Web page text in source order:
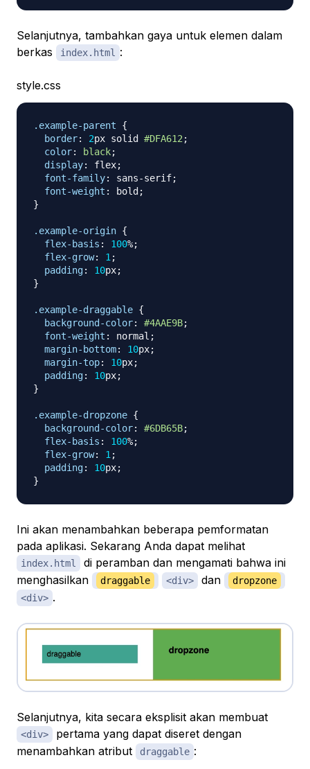
Selanjutnya, tambahkan gaya untuk elemen dalam
berkas
index.html :
style.css
.example-parent
{
border: 2px solid #DFA612;
color: black;
display: flex;
font-family: sans-serif;
font-weight : bold ;
}
.example-origin {
flex-basis : 100%;
flex-grow: 1;
padding: 10px;
}
.example-draggable {
background-color: #4AAE9B;
font-weight : normal ;
margin-bottom: 10px;
margin-top: 10px;
padding: 10px;
}
.example-dropzone {
background-color: #6DB65B;
flex-basis : 100%;
flex-grow: 1;
padding: 10px;
}
Ini akan menambahkan beberapa pemformatan
pada aplikasi. Sekarang Anda dapat melihat
index.html
di peramban dan mengamati bahwa ini
menghasilkan
draggable <div> dan
dropzone
<div> .
Selanjutnya, kita secara eksplisit akan membuat
<div>
pertama yang dapat diseret dengan
menambahkan atribut
draggable :